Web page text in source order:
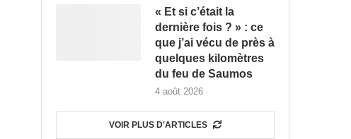
« Et si c’était la
dernière fois ? » : ce
que j’ai vécu de près à
quelques kilomètres
du feu de Saumos
4 août 2026
VOIR PLUS D'ARTICLES